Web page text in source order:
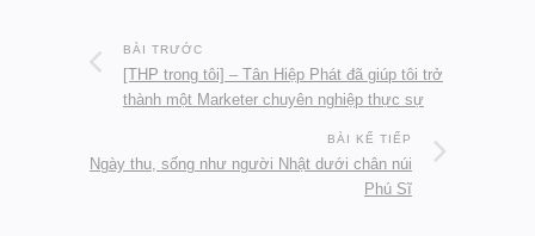
BÀI TRƯỚC
[THP trong tôi] – Tân Hiệp Phát đã giúp tôi trở
thành một Marketer chuyên nghiệp thực sự
BÀI KẾ TIẾP
Ngày thu, sống như người Nhật dưới chân núi
Phú Sĩ